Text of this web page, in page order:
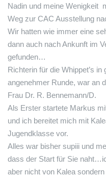
Nadin und meine Wenigkeit
Weg zur CAC Ausstellung
Wir hatten wie immer eine
dann auch nach Ankunft im
gefunden…
Richterin für die Whippet’s
angenehmer Runde, war an
Frau Dr. R. Bennemann/D.
Als Erster startete Markus
und ich bereitet mich mit
Jugendklasse vor.
Alles war bisher supiii und
dass der Start für Sie
aber nicht von Kalea